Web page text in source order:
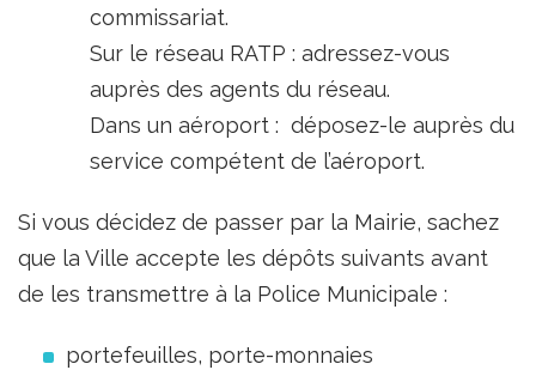
commissariat.
Sur le réseau RATP : adressez-vous
auprès des agents du réseau.
Dans un aéroport : déposez-le auprès du
service compétent de l’aéroport.
Si vous décidez de passer par la Mairie, sachez
que la Ville accepte les dépôts suivants avant
de les transmettre à la Police Municipale :
portefeuilles, porte-monnaies